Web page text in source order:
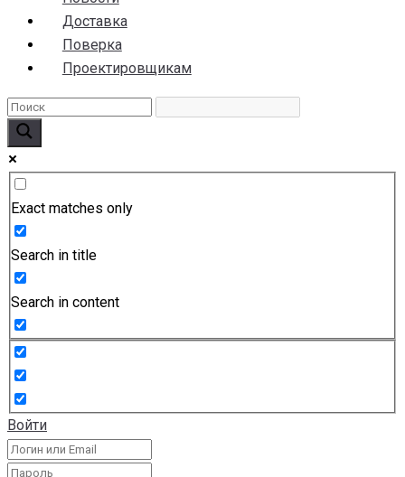
Доставка
Поверка
Проектировщикам
Exact matches only
Search in title
Search in content
Войти